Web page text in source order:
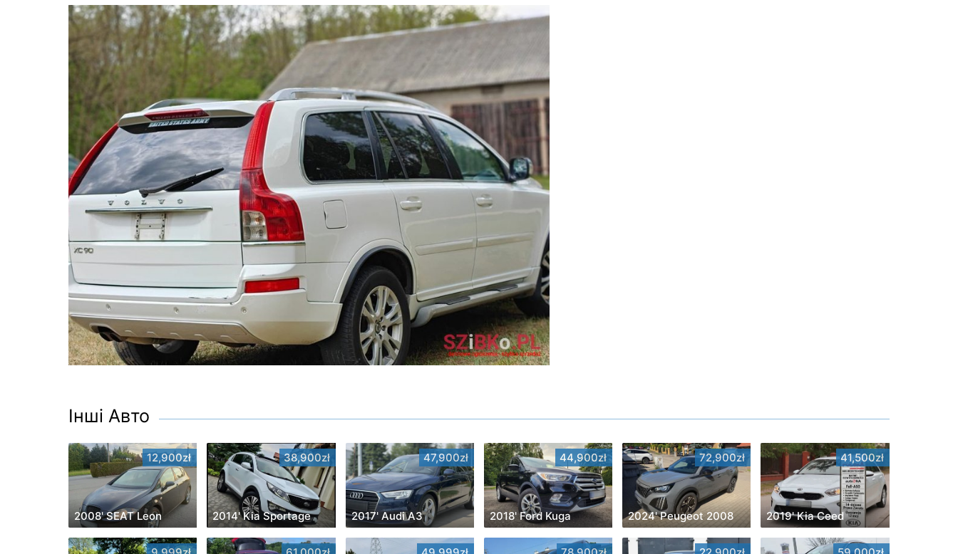
Інші Авто
12,900zł
2008' SEAT Leon
38,900zł
2014' Kia Sportage
47,900zł
2017' Audi A3
44,900zł
2018' Ford Kuga
72,900zł
2024' Peugeot 2008
41,500zł
2019' Kia Ceed